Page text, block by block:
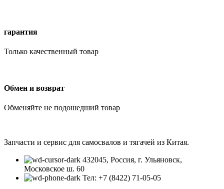
гарантия
Только качественный товар
Обмен и возврат
Обменяйте не подошедший товар
Запчасти и сервис для самосвалов и тягачей из Китая.
432045, Россия, г. Ульяновск,
Московское ш. 60
Тел: +7 (8422) 71-05-05